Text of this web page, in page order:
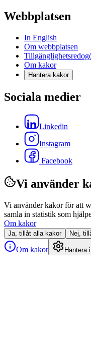
Webbplatsen
In English
Om webbplatsen
Om kakor
Hantera kakor
Sociala medier
Linkedin
Instagram
Facebook
Vi använder
Vi använder kakor för att
samla in statistik som
Om kakor
Ja, tillåt alla kakor Nej,
Om kakor Hantera